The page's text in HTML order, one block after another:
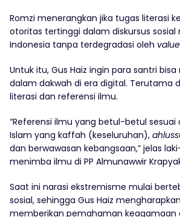
Romzi menerangkan jika tugas literasi
otoritas tertinggi dalam diskursus sosial
Indonesia tanpa terdegradasi oleh
Untuk itu, Gus Haiz ingin para santri
dalam dakwah di era digital. Terutama
literasi dan referensi ilmu.
“Referensi ilmu yang betul-betul sesuai
Islam yang kaffah (keseluruhan),
dan berwawasan kebangsaan,” jelas
menimba ilmu di PP Almunawwir
Saat ini narasi ekstremisme mulai
sosial, sehingga Gus Haiz
memberikan pemahaman keagamaan